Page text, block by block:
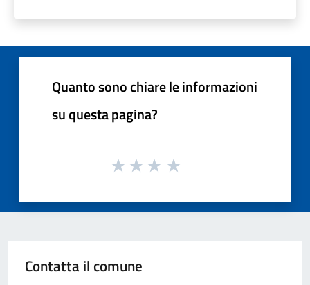
Quanto sono chiare le informazioni
su questa pagina?
Contatta il comune